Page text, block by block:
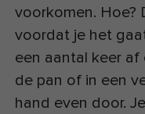
voorkomen. Hoe?
voordat je het
een aantal keer af
de pan of in een
hand even door.